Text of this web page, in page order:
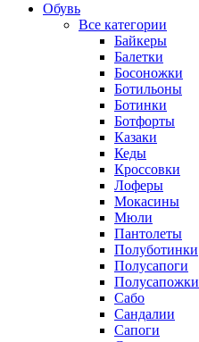
Обувь
Все категории
Байкеры
Балетки
Босоножки
Ботильоны
Ботинки
Ботфорты
Казаки
Кеды
Кроссовки
Лоферы
Мокасины
Мюли
Пантолеты
Полуботинки
Полусапоги
Полусапожки
Сабо
Сандалии
Сапоги